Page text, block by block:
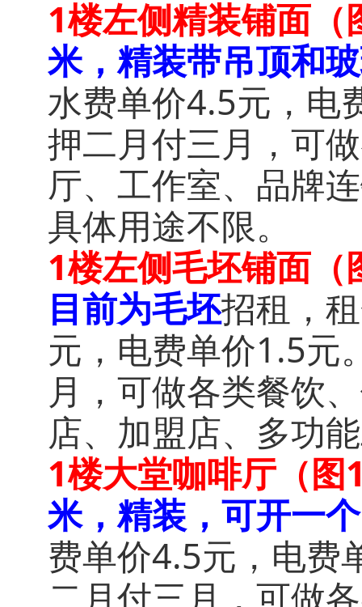
1楼左侧精装铺面（
米，精装带吊顶和
水费单价4.5元，电
押二月付三月，可
厅、工作室、品牌
具体用途不限。
1楼左侧毛坯铺面（
目前为毛坯招租，
元，电费单价1.5元
月，可做各类餐饮
店、加盟店、多功
1楼大堂咖啡厅（图
米，精装，可开一
费单价4.5元，电费
二月付三月，可做